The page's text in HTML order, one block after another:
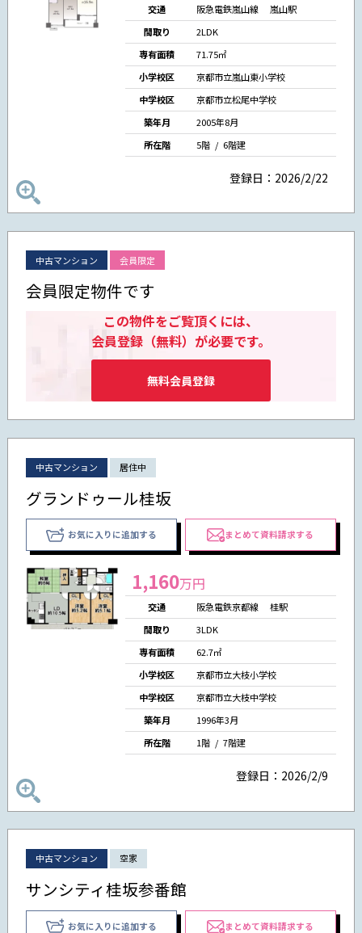
交通
阪急電鉄嵐山線 嵐山駅
間取り
2LDK
専有面積
71.75㎡
小学校区
京都市立嵐山東小学校
中学校区
京都市立松尾中学校
築年月
2005年8月
所在階
5階 / 6階建
登録日：2026/2/22
中古マンション 会員限定
会員限定物件です
この物件をご覧頂くには、
会員登録（無料）が必要です。
無料会員登録
中古マンション 居住中
グランドゥール桂坂
お気に入りに追加する まとめて資料請求する
1,160万円
交通
阪急電鉄京都線 桂駅
間取り
3LDK
専有面積
62.7㎡
小学校区
京都市立大枝小学校
中学校区
京都市立大枝中学校
築年月
1996年3月
所在階
1階 / 7階建
登録日：2026/2/9
中古マンション 空家
サンシティ桂坂参番館
お気に入りに追加する まとめて資料請求する